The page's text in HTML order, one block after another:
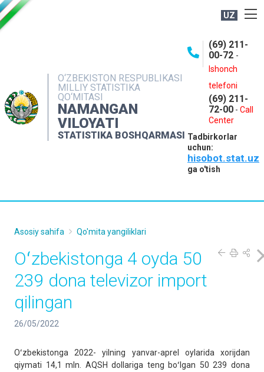
UZ
O‘ZBEKISTON RESPUBLIKASI
MILLIY STATISTIKA
QO‘MITASI
NAMANGAN
VILOYATI
STATISTIKA BOSHQARMASI
(69) 211-
00-72 -
Ishonch
telefoni
(69) 211-
72-00 - Call
Center
Tadbirkorlar
uchun:
hisobot.stat.uz
ga o'tish
NASHRLAR
INTERAKTIV XIZMATLAR
MATBUOT XIZMATI
MUROJAATLAR
Asosiy sahifa Qo'mita yangiliklari
Oʻzbekistonga 4 oyda 50
239 dona televizor import
qilingan
26/05/2022
Oʻzbekistonga 2022- yilning yanvar-aprel oylarida xorijdan
qiymati 14,1 mln. AQSH dollariga teng boʻlgan 50 239 dona